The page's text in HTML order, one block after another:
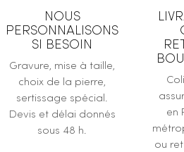
NOUS
PERSONNALISONS
SI BESOIN
Gravure, mise à taille,
choix de la pierre,
sertissage spécial.
Devis et délai donnés
sous 48 h.
en
ou